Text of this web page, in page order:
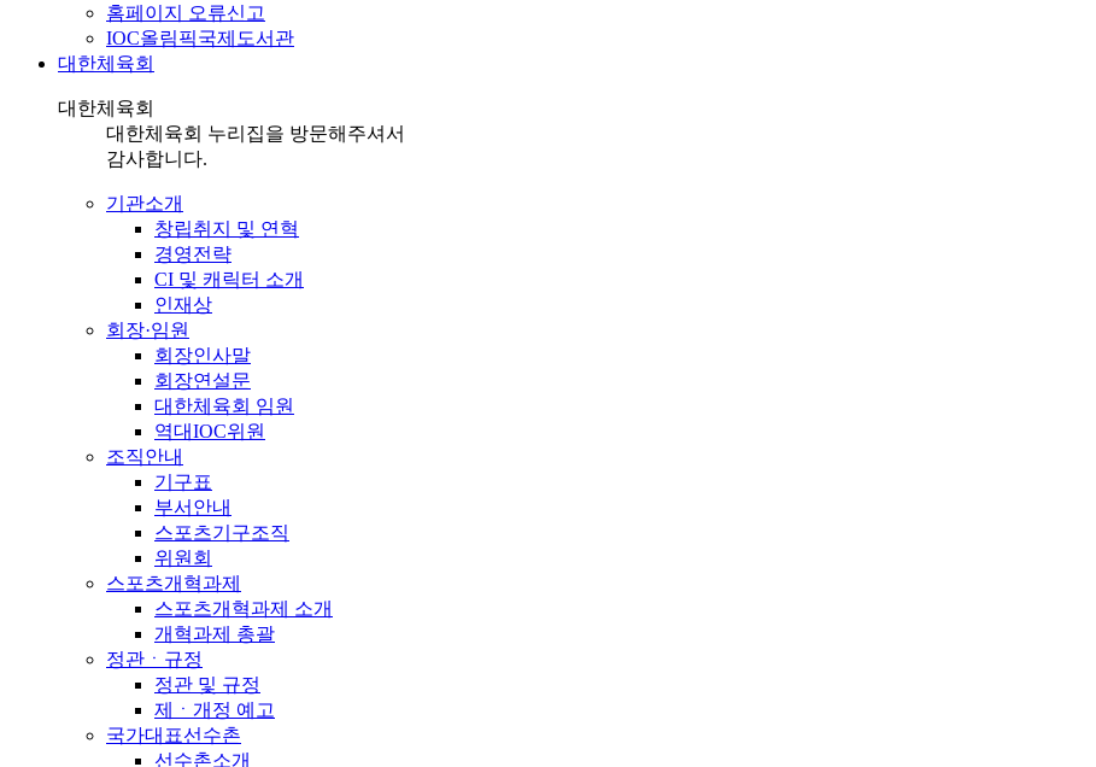
홈페이지 오류신고
IOC올림픽국제도서관
대한체육회
대한체육회
대한체육회 누리집을 방문해주셔서
감사합니다.
기관소개
창립취지 및 연혁
경영전략
CI 및 캐릭터 소개
인재상
회장·임원
회장인사말
회장연설문
대한체육회 임원
역대IOC위원
조직안내
기구표
부서안내
스포츠기구조직
위원회
스포츠개혁과제
스포츠개혁과제 소개
개혁과제 총괄
정관ㆍ규정
정관 및 규정
제ㆍ개정 예고
국가대표선수촌
선수촌소개